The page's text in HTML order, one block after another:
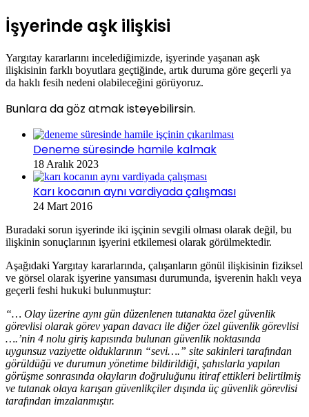
İşyerinde aşk ilişkisi
Yargıtay kararlarını incelediğimizde, işyerinde yaşanan aşk
ilişkisinin farklı boyutlara geçtiğinde, artık duruma göre geçerli ya
da haklı fesih nedeni olabileceğini görüyoruz.
Bunlara da göz atmak isteyebilirsin.
Deneme süresinde hamile kalmak
18 Aralık 2023
Karı kocanın aynı vardiyada çalışması
24 Mart 2016
Buradaki sorun işyerinde iki işçinin sevgili olması olarak değil, bu
ilişkinin sonuçlarının işyerini etkilemesi olarak görülmektedir.
Aşağıdaki Yargıtay kararlarında, çalışanların gönül ilişkisinin fiziksel
ve görsel olarak işyerine yansıması durumunda, işverenin haklı veya
geçerli feshi hukuki bulunmuştur:
“… Olay üzerine aynı gün düzenlenen tutanakta özel güvenlik
görevlisi olarak görev yapan davacı ile diğer özel güvenlik görevlisi
….’nin 4 nolu giriş kapısında bulunan güvenlik noktasında
uygunsuz vaziyette olduklarının “sevi….” site sakinleri tarafından
görüldüğü ve durumun yönetime bildirildiği, şahıslarla yapılan
görüşme sonrasında olayların doğruluğunu itiraf ettikleri belirtilmiş
ve tutanak olaya karışan güvenlikçiler dışında üç güvenlik görevlisi
tarafından imzalanmıştır.